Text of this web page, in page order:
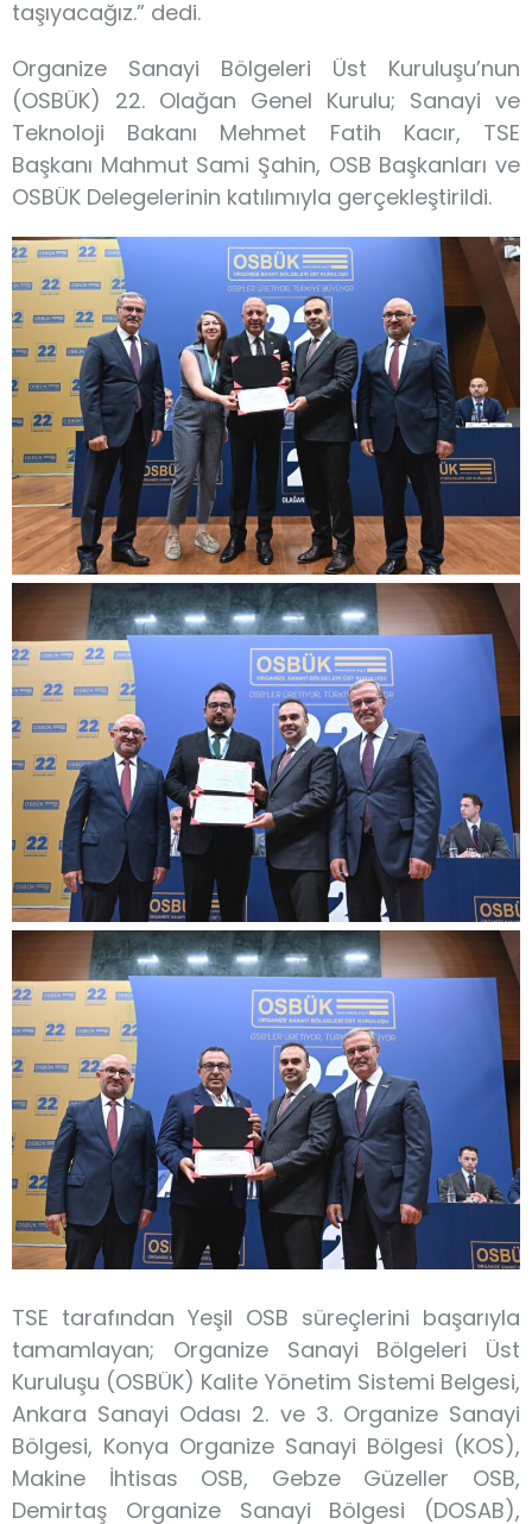
taşıyacağız.” dedi.
Organize Sanayi Bölgeleri Üst Kuruluşu’nun
(OSBÜK) 22. Olağan Genel Kurulu; Sanayi ve
Teknoloji Bakanı Mehmet Fatih Kacır, TSE
Başkanı Mahmut Sami Şahin, OSB Başkanları ve
OSBÜK Delegelerinin katılımıyla gerçekleştirildi.
TSE tarafından Yeşil OSB süreçlerini başarıyla
tamamlayan; Organize Sanayi Bölgeleri Üst
Kuruluşu (OSBÜK) Kalite Yönetim Sistemi Belgesi,
Ankara Sanayi Odası 2. ve 3. Organize Sanayi
Bölgesi, Konya Organize Sanayi Bölgesi (KOS),
Makine İhtisas OSB, Gebze Güzeller OSB,
Demirtaş Organize Sanayi Bölgesi (DOSAB),